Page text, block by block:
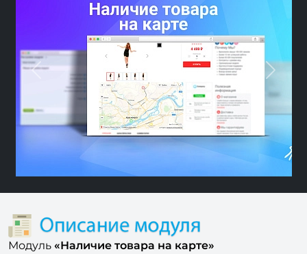
Previous Next
Модуль «Наличие товара на карте»